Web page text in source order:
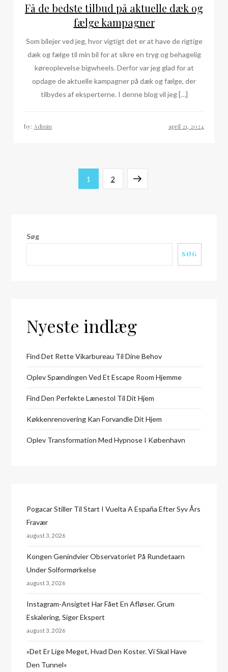
Få de bedste tilbud på aktuelle dæk og
fælge kampagner
Som bilejer ved jeg, hvor vigtigt det er at have de rigtige
dæk og fælge til min bil for at sikre en tryg og behagelig
køreoplevelse bigwheels. Derfor var jeg glad for at
opdage de aktuelle kampagner på dæk og fælge, der
tilbydes af eksperterne. I denne blog vil jeg […]
by: Admin
Indlægsinddeling
Page
1 Page
2 Next
Søg
SØG
Nyeste indlæg
Find Det Rette Vikarbureau Til Dine Behov
Oplev Spændingen Ved Et Escape Room Hjemme
Find Den Perfekte Lænestol Til Dit Hjem
Køkkenrenovering Kan Forvandle Dit Hjem
Oplev Transformation Med Hypnose I København
Pogacar Stiller Til Start I Vuelta A España Efter Syv Års
Fravær
august 3, 2026
Kongen Genindvier Observatoriet På Rundetaarn
Under Solformørkelse
august 3, 2026
Instagram-Ansigtet Har Fået En Afløser. Grum
Eskalering, Siger Ekspert
august 3, 2026
»Det Er Lige Meget, Hvad Den Koster. Vi Skal Have
Den Tunnel«